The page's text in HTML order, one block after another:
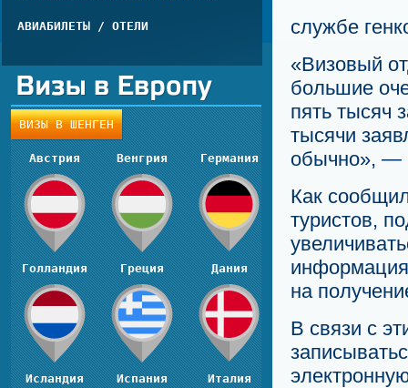
АВИАБИЛЕТЫ / ОТЕЛИ
ВИЗЫ В ШЕНГЕН
Австрия Венгрия Германия
Голландия Греция Дания
Исландия Испания Италия
службе
«Визовый
большие
пять тысяч
тысячи
обычно», —
Как
туристов,
на
В связи с